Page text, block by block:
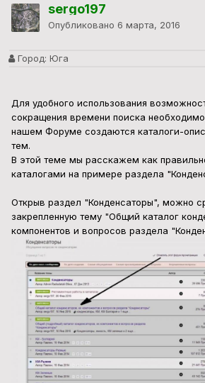
sergo197
Опубликовано 6 марта, 2016
Город: Юга
Для удобного использования
сокращения времени поиска
нашем Форуме создаются каталоги-
тем.
В этой теме мы расскажем как
каталогами на примере раздела
Открыв раздел "Конденсаторы", можно
закрепленную тему "Общий каталог
компонентов и вопросов раздела